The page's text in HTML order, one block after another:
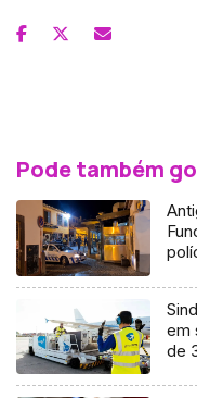
Pode também
em
de